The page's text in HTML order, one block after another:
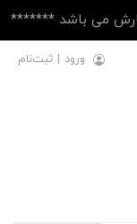
می باشد *******
ورود | ثبت‌نام